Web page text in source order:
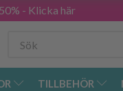
- Klicka här
TILLBEHÖR